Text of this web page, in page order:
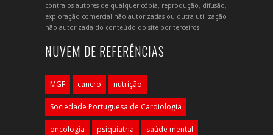
contra os autores de qualquer cópia, reprodução, difusão,
exploração comercial não autorizadas ou outra utilização
não autorizada do conteúdo do site por terceiros.
NUVEM DE REFERÊNCIAS
MGF cancro nutrição
Sociedade Portuguesa de Cardiologia
oncologia psiquiatria saúde mental